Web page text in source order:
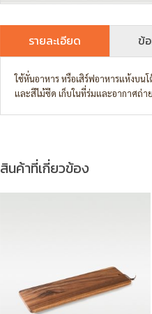
รายละเอียด ข้
ใช้หั่นอาหาร หรือเสิร์ฟอาหารแห้งบน
และสีไม้ซีด เก็บในที่ร่มและอากาศถ่า
สินค้าที่เกี่ยวข้อง